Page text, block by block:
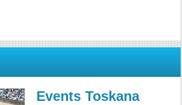
Events Toskana